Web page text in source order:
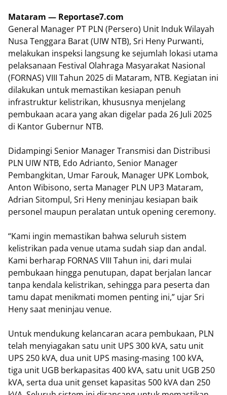
Mataram — Reportase7.com
General Manager PT PLN (Persero) Unit Induk Wilayah
Nusa Tenggara Barat (UIW NTB), Sri Heny Purwanti,
melakukan inspeksi langsung ke sejumlah lokasi utama
pelaksanaan Festival Olahraga Masyarakat Nasional
(FORNAS) VIII Tahun 2025 di Mataram, NTB. Kegiatan ini
dilakukan untuk memastikan kesiapan penuh
infrastruktur kelistrikan, khususnya menjelang
pembukaan acara yang akan digelar pada 26 Juli 2025
di Kantor Gubernur NTB.
Didampingi Senior Manager Transmisi dan Distribusi
PLN UIW NTB, Edo Adrianto, Senior Manager
Pembangkitan, Umar Farouk, Manager UPK Lombok,
Anton Wibisono, serta Manager PLN UP3 Mataram,
Adrian Sitompul, Sri Heny meninjau kesiapan baik
personel maupun peralatan untuk opening ceremony.
“Kami ingin memastikan bahwa seluruh sistem
kelistrikan pada venue utama sudah siap dan andal.
Kami berharap FORNAS VIII Tahun ini, dari mulai
pembukaan hingga penutupan, dapat berjalan lancar
tanpa kendala kelistrikan, sehingga para peserta dan
tamu dapat menikmati momen penting ini,” ujar Sri
Heny saat meninjau venue.
Untuk mendukung kelancaran acara pembukaan, PLN
telah menyiagakan satu unit UPS 300 kVA, satu unit
UPS 250 kVA, dua unit UPS masing-masing 100 kVA,
tiga unit UGB berkapasitas 400 kVA, satu unit UGB 250
kVA, serta dua unit genset kapasitas 500 kVA dan 250